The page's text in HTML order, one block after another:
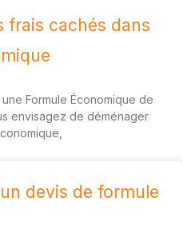
frais cachés dans
Formule Économique de
envisagez de déménager
devis de formule